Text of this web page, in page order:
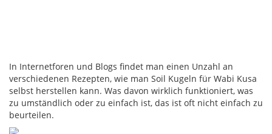
In Internetforen und Blogs findet man einen Unzahl an
verschiedenen Rezepten, wie man Soil Kugeln für Wabi Kusa
selbst herstellen kann. Was davon wirklich funktioniert, was
zu umständlich oder zu einfach ist, das ist oft nicht einfach zu
beurteilen.